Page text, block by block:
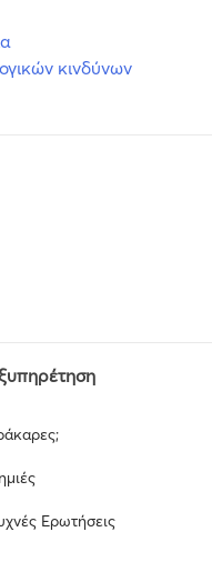
κινδύνων
Ερωτήσεις